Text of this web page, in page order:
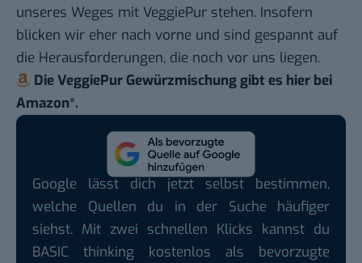
unseres Weges mit VeggiePur stehen. Insofern
blicken wir eher nach vorne und sind gespannt auf
die Herausforderungen, die noch vor uns liegen.
Die VeggiePur Gewürzmischung gibt es hier bei
Amazon*.
Google lässt dich jetzt selbst bestimmen,
welche Quellen du in der Suche häufiger
siehst. Mit zwei schnellen Klicks kannst du
BASIC thinking kostenlos als bevorzugte